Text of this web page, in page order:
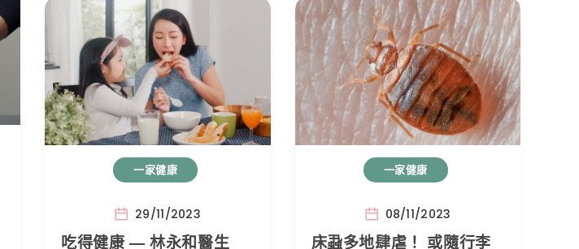
一家健康
29/11/2023
吃得健康 — 林永和醫生
一家健康
08/11/2023
床蝨多地肆虐！ 或隨行李